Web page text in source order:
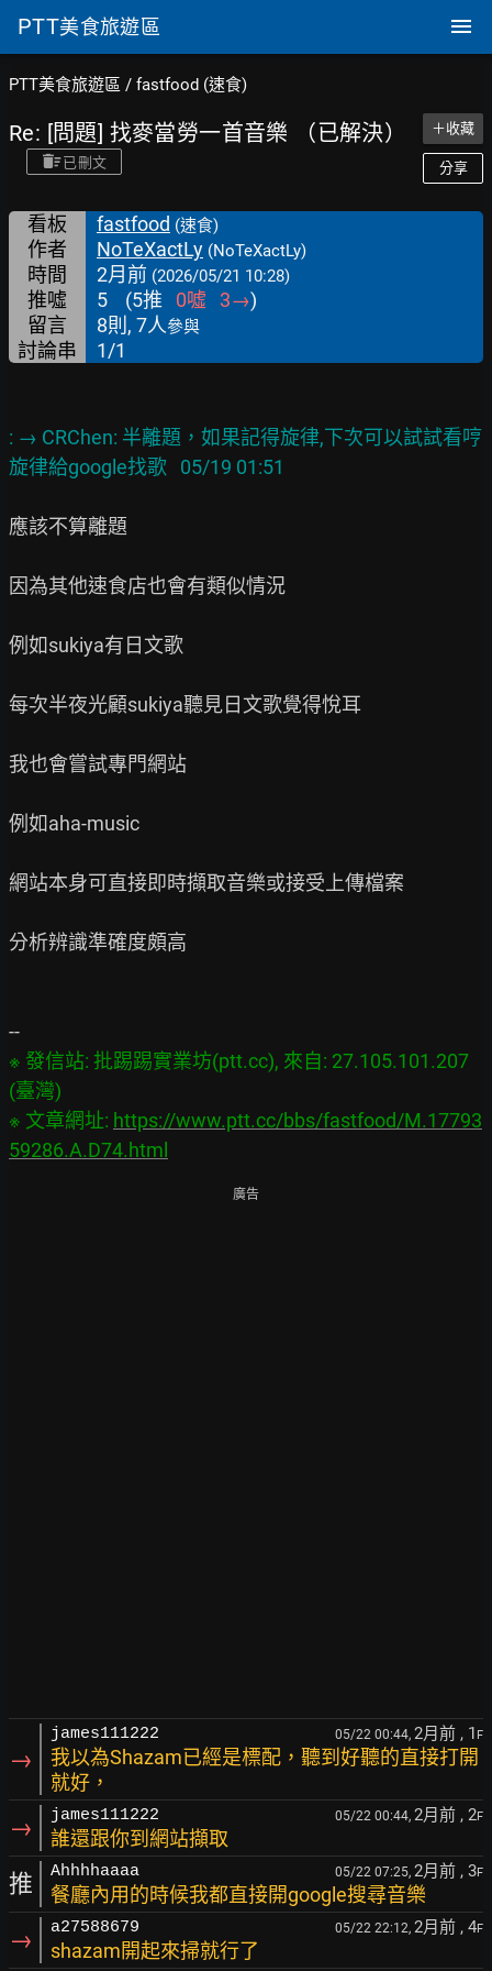
PTT美食旅遊區
PTT美食旅遊區 / fastfood (速食)
Re: [問題] 找麥當勞一首音樂 （已解決）
已刪文
＋收藏
分享
看板 fastfood (速食)
作者 NoTeXactLy (NoTeXactLy)
時間 2月前 (2026/05/21 10:28)
推噓 5 (5推 0噓 3→)
留言
8則, 7人參與
討論串 1/1
: → CRChen: 半離題，如果記得旋律,下次可以試試看哼
應該不算離題
因為其他速食店也會有類似情況
例如sukiya有日文歌
每次半夜光顧sukiya聽見日文歌覺得悅耳
我也會嘗試專門網站
例如aha-music
網站本身可直接即時擷取音樂或接受上傳檔案
分析辨識準確度頗高
※ 發信站: 批踢踢實業坊(ptt.cc), 來自: 27.105.101.207
(臺灣)
※ 文章網址: https://www.ptt.cc/bbs/fastfood/M.17793
59286.A.D74.html
廣告
→
james111222 05/22 00:44, 2月前 , 1 F
我以為Shazam已經是標配，聽到好聽的直接打開
就好，
→ james111222 05/22 00:44, 2月前 , 2F
誰還跟你到網站擷取
推 Ahhhhaaaa 05/22 07:25, 2月前 , 3F
餐廳內用的時候我都直接開google搜尋音樂
→ a27588679 05/22 22:12, 2月前 , 4F
shazam開起來掃就行了